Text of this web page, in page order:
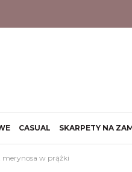
CASUAL SKARPETY NA
merynosa w prążki